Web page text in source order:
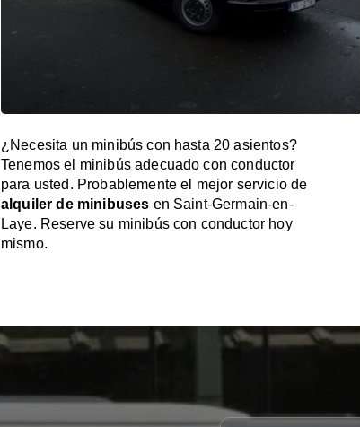
¿Necesita un minibús con hasta 20 asientos?
Tenemos el minibús adecuado con conductor
para usted. Probablemente el mejor servicio de
alquiler de minibuses en Saint-Germain-en-
Laye. Reserve su minibús con conductor hoy
mismo.